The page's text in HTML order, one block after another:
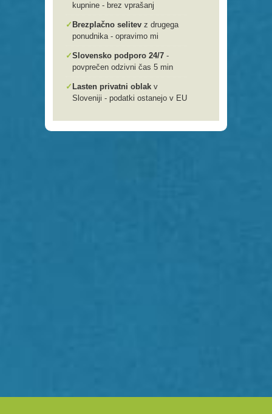
kupnine - brez vprašanj
✓ Brezplačno selitev z drugega
ponudnika - opravimo mi
✓Slovensko podporo 24/7 -
povprečen odzivni čas 5 min
✓ Lasten privatni oblak v
Sloveniji - podatki ostanejo v EU